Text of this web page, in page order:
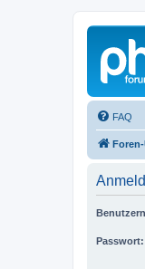
FAQ
Passwort: